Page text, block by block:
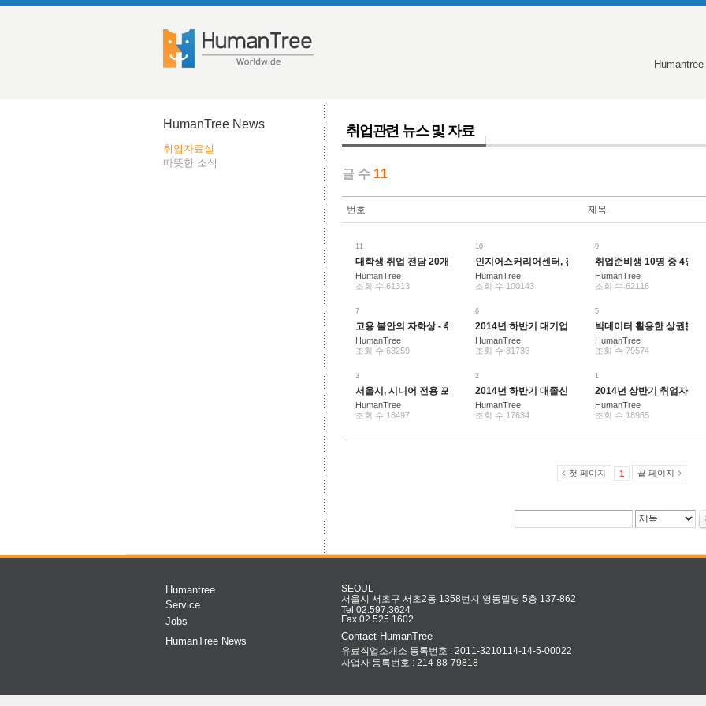
Humantree
HumanTree News
취업자료실
따뜻한 소식
취업관련 뉴스 및 자료
글 수 11
번호 제목
11
대학생 취업 전담 20개 캠퍼스에 '고용플러스센터' 신설
HumanTree
조회 수 61313
10
인지어스커리어센터, 전액무료 ‘중장년취업아카데미’교
HumanTree
조회 수 100143
9
취업준비생 10명 중 4명은
HumanTree
조회 수 62116
7
고용 불안의 자화상 - 취업시 안정성 가장 중시
HumanTree
조회 수 63259
6
2014년 하반기 대기업 공채 일정 [2]
HumanTree
조회 수 81736
5
빅데이터 활용한 상권분
HumanTree
조회 수 79574
3
서울시, 시니어 전용 포털사이트 운영
HumanTree
조회 수 18497
2
2014년 하반기 대졸신입 연봉
HumanTree
조회 수 17634
1
2014년 상반기 취업자 최
HumanTree
조회 수 18985
첫 페이지 1 끝 페이지
Humantree
Service
Jobs
HumanTree News
SEOUL
서울시 서초구 서초2동 1358번지 영동빌딩 5층 137-862
Tel 02.597.3624
Fax 02.525.1602
Contact HumanTree
유료직업소개소 등록번호 : 2011-3210114-14-5-00022
사업자 등록번호 : 214-88-79818